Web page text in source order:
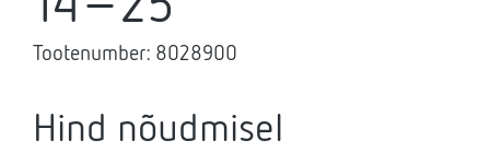
Tootenumber: 8028900
Hind nõudmisel